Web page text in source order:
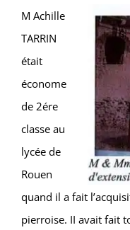
M Achille
TARRIN
était
économe
de 2ére
classe au
lycée de
Rouen
quand il a fait
pierroise. II avait fait